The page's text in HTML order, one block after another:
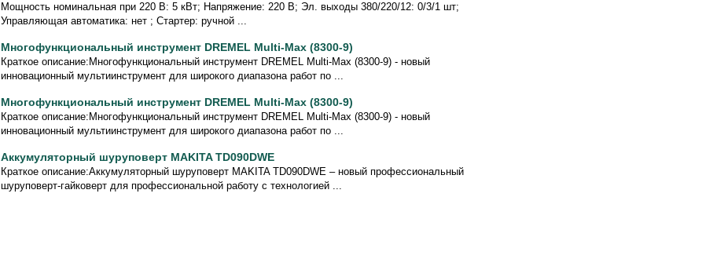
Мощность номинальная при 220 В: 5 кВт; Напряжение: 220 В; Эл. выходы 380/220/12: 0/3/1 шт;
Управляющая автоматика: нет ; Стартер: ручной ...
Многофункциональный инструмент DREMEL Multi-Max (8300-9)
Краткое описание:Многофункциональный инструмент DREMEL Multi-Max (8300-9) - новый
инновационный мультиинструмент для широкого диапазона работ по ...
Многофункциональный инструмент DREMEL Multi-Max (8300-9)
Краткое описание:Многофункциональный инструмент DREMEL Multi-Max (8300-9) - новый
инновационный мультиинструмент для широкого диапазона работ по ...
Аккумуляторный шуруповерт MAKITA TD090DWE
Краткое описание:Аккумуляторный шуруповерт MAKITA TD090DWE – новый профессиональный
шуруповерт-гайковерт для профессиональной работу с технологией ...